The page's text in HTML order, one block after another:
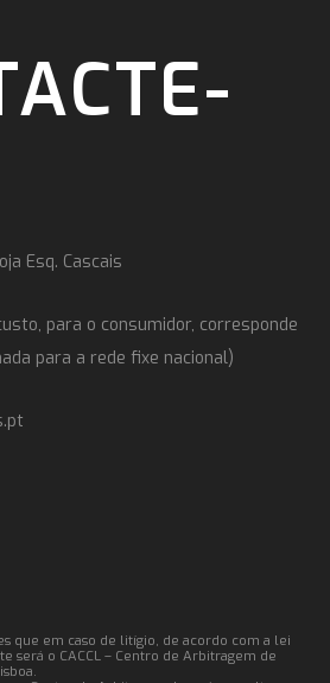
Esq. Cascais
para o consumidor, corresponde
para a rede fixe nacional)
que em caso de litígio, de acordo com a lei
será o CACCL – Centro de Arbitragem de